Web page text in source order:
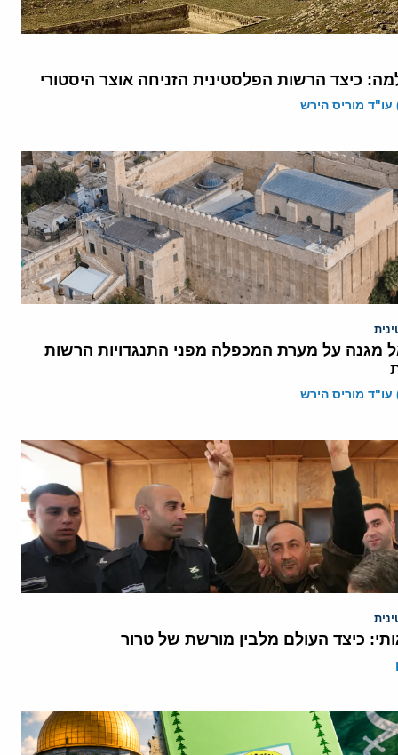
כיצד הרשות הפלסטינית הזניחה אוצר היסטורי
מוריס הירש
מגנה על מערת המכפלה מפני התנגדויות הרשות
מוריס הירש
כיצד העולם מלבין מורשת של טרור